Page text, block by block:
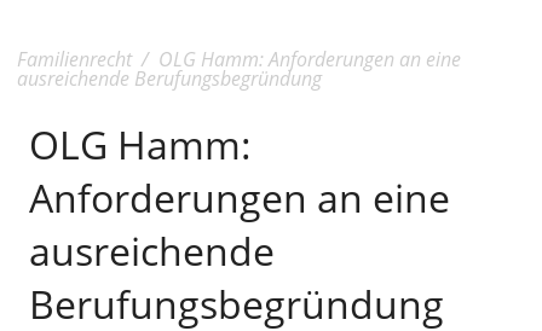
Familienrecht / OLG Hamm: Anforderungen an eine
ausreichende Berufungsbegründung
OLG Hamm:
Anforderungen an eine
ausreichende
Berufungsbegründung